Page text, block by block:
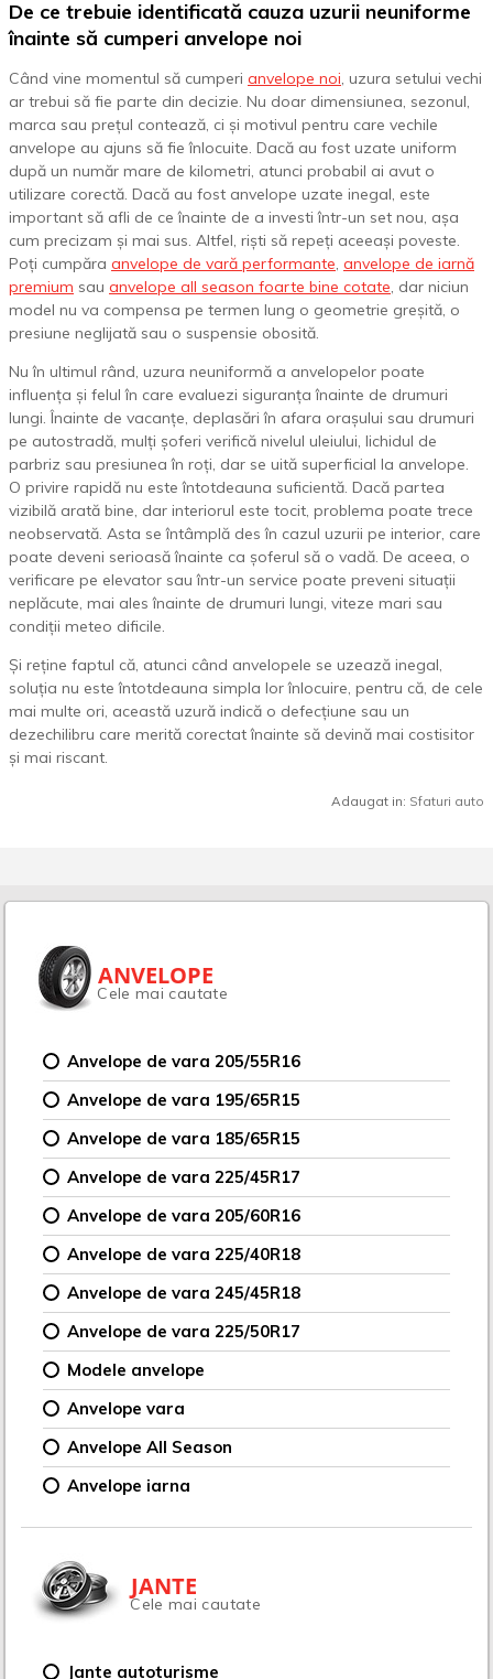
De ce trebuie identificată cauza uzurii neuniforme
înainte să cumperi anvelope noi
Când vine momentul să cumperi anvelope noi, uzura setului vechi
ar trebui să fie parte din decizie. Nu doar dimensiunea, sezonul,
marca sau prețul contează, ci și motivul pentru care vechile
anvelope au ajuns să fie înlocuite. Dacă au fost uzate uniform
după un număr mare de kilometri, atunci probabil ai avut o
utilizare corectă. Dacă au fost anvelope uzate inegal, este
important să afli de ce înainte de a investi într-un set nou, așa
cum precizam și mai sus. Altfel, riști să repeți aceeași poveste.
Poți cumpăra anvelope de vară performante, anvelope de iarnă
premium sau anvelope all season foarte bine cotate, dar niciun
model nu va compensa pe termen lung o geometrie greșită, o
presiune neglijată sau o suspensie obosită.
Nu în ultimul rând, uzura neuniformă a anvelopelor poate
influența și felul în care evaluezi siguranța înainte de drumuri
lungi. Înainte de vacanțe, deplasări în afara orașului sau drumuri
pe autostradă, mulți șoferi verifică nivelul uleiului, lichidul de
parbriz sau presiunea în roți, dar se uită superficial la anvelope.
O privire rapidă nu este întotdeauna suficientă. Dacă partea
vizibilă arată bine, dar interiorul este tocit, problema poate trece
neobservată. Asta se întâmplă des în cazul uzurii pe interior, care
poate deveni serioasă înainte ca șoferul să o vadă. De aceea, o
verificare pe elevator sau într-un service poate preveni situații
neplăcute, mai ales înainte de drumuri lungi, viteze mari sau
condiții meteo dificile.
Și reține faptul că, atunci când anvelopele se uzează inegal,
soluția nu este întotdeauna simpla lor înlocuire, pentru că, de cele
mai multe ori, această uzură indică o defecțiune sau un
dezechilibru care merită corectat înainte să devină mai costisitor
și mai riscant.
Adaugat in: Sfaturi auto
ANVELOPE
Cele mai cautate
Anvelope de vara 205/55R16
Anvelope de vara 195/65R15
Anvelope de vara 185/65R15
Anvelope de vara 225/45R17
Anvelope de vara 205/60R16
Anvelope de vara 225/40R18
Anvelope de vara 245/45R18
Anvelope de vara 225/50R17
Modele anvelope
Anvelope vara
Anvelope All Season
Anvelope iarna
JANTE
Cele mai cautate
Jante autoturisme